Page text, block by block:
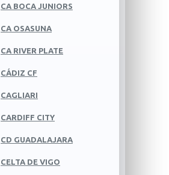
CA BOCA JUNIORS
CA OSASUNA
CA RIVER PLATE
CÁDIZ CF
CAGLIARI
CARDIFF CITY
CD GUADALAJARA
CELTA DE VIGO